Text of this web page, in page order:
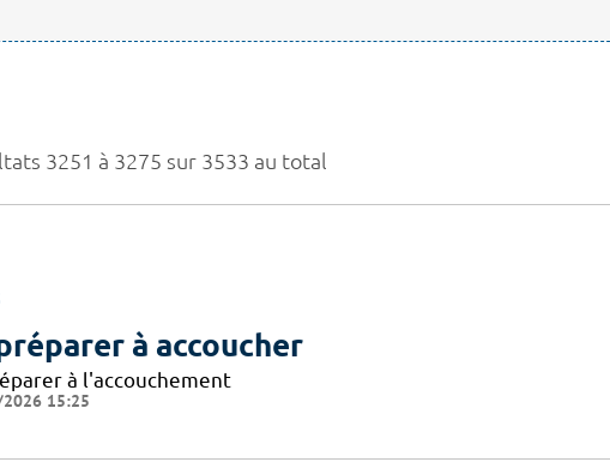
3251 à 3275 sur 3533 au total
à accoucher
à l'accouchement
15:25